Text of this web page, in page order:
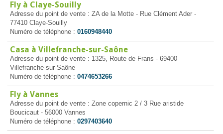
Fly à Claye-Souilly
Adresse du point de vente : ZA de la Motte - Rue Clément Ader -
77410 Claye-Souilly
Numéro de téléphone : 0160948440
Casa à Villefranche-sur-Saône
Adresse du point de vente : 1325, Route de Frans - 69400
Villefranche-sur-Saône
Numéro de téléphone : 0474653266
Fly à Vannes
Adresse du point de vente : Zone copernic 2 / 3 Rue aristide
Boucicaut - 56000 Vannes
Numéro de téléphone : 0297403640